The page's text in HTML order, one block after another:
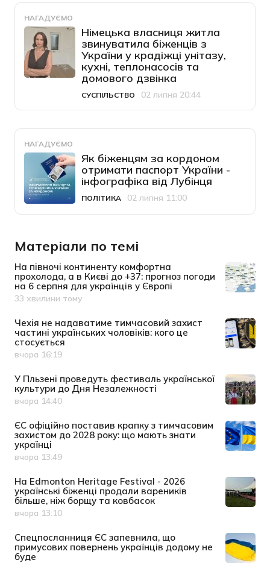
НАГАДУЄМО
Німецька власниця житла
звинуватила біженців з
України у крадіжці унітазу,
кухні, теплонасосів та
домового дзвінка
Категорія
СУСПІЛЬСТВО
Дата публікації02 липня 20:44
НАГАДУЄМО
Як біженцям за кордоном
отримати паспорт України -
інфографіка від Лубінця
Категорія
ПОЛІТИКА
Дата публікації
02 липня 11:00
Матеріали по темі
На півночі континенту комфортна
прохолода, а в Києві до +37: прогноз погоди
на 6 серпня для українців у Європі
Дата публікації
33 хвилини тому
Чехія не надаватиме тимчасовий захист
частині українських чоловіків: кого це
стосується
Дата публікації
вчора 16:19
У Пльзені проведуть фестиваль української
культури до Дня Незалежності
Дата публікації
вчора 14:40
ЄС офіційно поставив крапку з тимчасовим
захистом до 2028 року: що мають знати
українці
Дата публікації
вчора 13:49
На Edmonton Heritage Festival - 2026
українські біженці продали вареників
більше, ніж борщу та ковбасок
Дата публікації
вчора 13:10
Спецпосланниця ЄС запевнила, що
примусових повернень українців додому не
буде